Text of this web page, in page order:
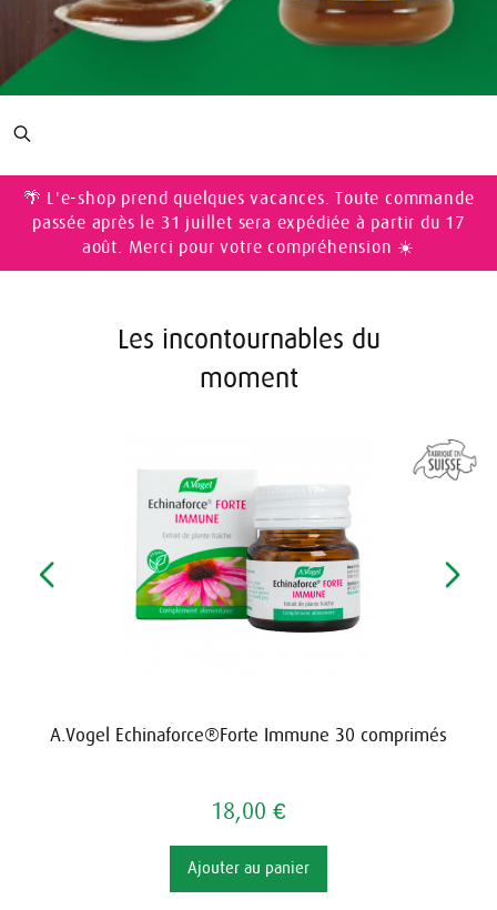
🌴 L'e-shop prend quelques vacances. Toute commande
passée après le 31 juillet sera expédiée à partir du 17
août. Merci pour votre compréhension ☀️
Les incontournables du
moment
A.Vogel Echinaforce®Forte Immune 30 comprimés
18,00 €
Ajouter au panier